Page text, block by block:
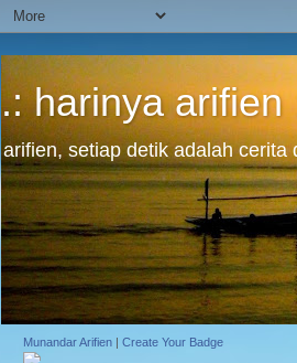
.: harinya arifien
arifien, setiap detik adalah
Munandar Arifien | Create Your Badge